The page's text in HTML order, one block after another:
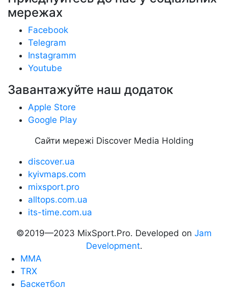
мережах
Facebook
Telegram
Instagramm
Youtube
Завантажуйте наш додаток
Apple Store
Google Play
Сайти мережі Discover Media Holding
discover.ua
kyivmaps.com
mixsport.pro
alltops.com.ua
its-time.com.ua
©2019—2023 MixSport.Pro. Developed on Jam
Development.
MMA
TRX
Баскетбол